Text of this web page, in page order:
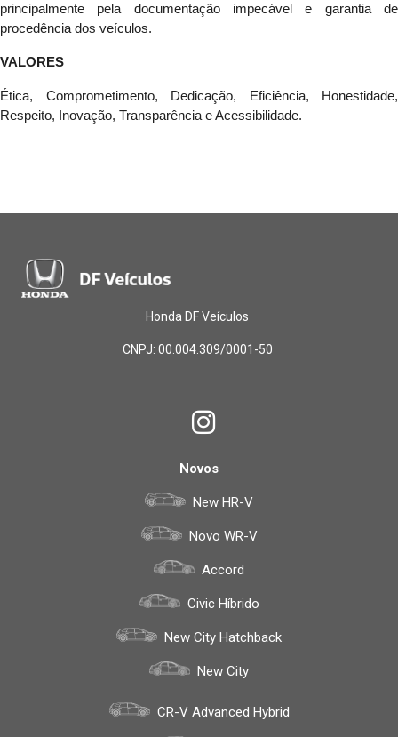
principalmente pela documentação impecável e garantia de
procedência dos veículos.
VALORES
Ética, Comprometimento, Dedicação, Eficiência, Honestidade,
Respeito, Inovação, Transparência e Acessibilidade.
Honda DF Veículos
CNPJ: 00.004.309/0001-50
Novos
New HR-V
Novo WR-V
Accord
Civic Híbrido
New City Hatchback
New City
CR-V Advanced Hybrid